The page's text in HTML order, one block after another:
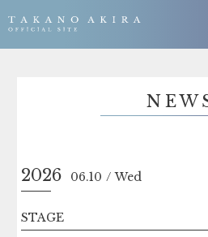
2026 06.10 Wed
STAGE